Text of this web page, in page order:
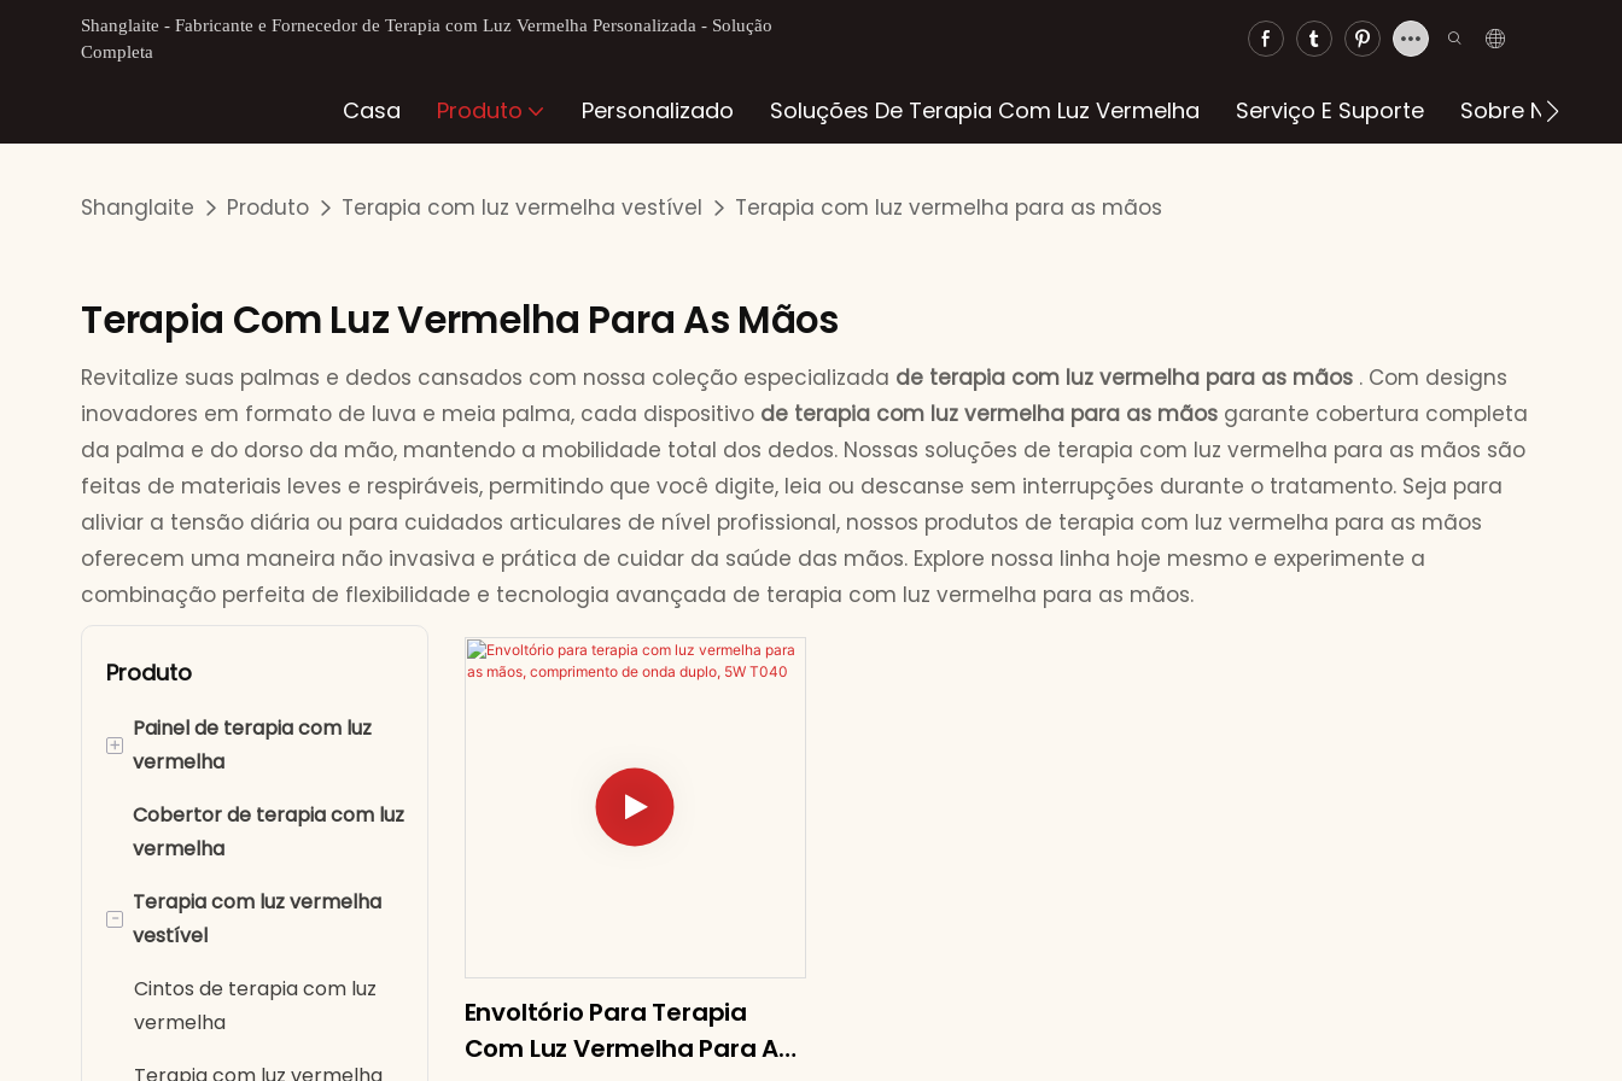
Shanglaite - Fabricante e Fornecedor de Terapia com Luz Vermelha Personalizada - Solução
Completa
Casa Produto Personalizado Soluções De Terapia Com Luz Vermelha Serviço E Suporte Sobre Nós
Shanglaite Produto Terapia com luz vermelha vestível Terapia com luz vermelha para as mãos
Terapia Com Luz Vermelha Para As Mãos
Revitalize suas palmas e dedos cansados ​​com nossa coleção especializada de terapia com luz vermelha para as mãos . Com designs
inovadores em formato de luva e meia palma, cada dispositivo de terapia com luz vermelha para as mãos garante cobertura completa
da palma e do dorso da mão, mantendo a mobilidade total dos dedos. Nossas soluções de terapia com luz vermelha para as mãos são
feitas de materiais leves e respiráveis, permitindo que você digite, leia ou descanse sem interrupções durante o tratamento. Seja para
aliviar a tensão diária ou para cuidados articulares de nível profissional, nossos produtos de terapia com luz vermelha para as mãos
oferecem uma maneira não invasiva e prática de cuidar da saúde das mãos. Explore nossa linha hoje mesmo e experimente a
combinação perfeita de flexibilidade e tecnologia avançada de terapia com luz vermelha para as mãos.
Produto
+
Painel de terapia com luz
vermelha
Terapia de luz vermelha
de corpo inteiro
Painel de luz vermelha de
meio corpo
Cobertor de terapia com luz
vermelha
-
Terapia com luz vermelha
vestível
Cintos de terapia com luz
vermelha
Terapia com luz vermelha
Envoltório Para Terapia
Com Luz Vermelha Para As